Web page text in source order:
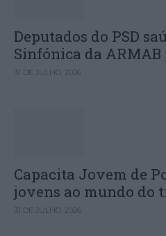
Deputados do PSD
Sinfónica da ARMAB
31 DE JULHO, 2026
Capacita Jovem de
jovens ao mundo do
31 DE JULHO, 2026